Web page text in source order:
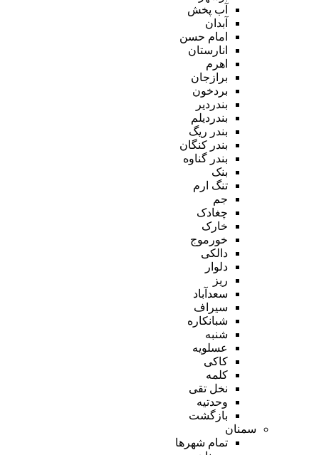
آب پخش
آبدان
امام حسن
انارستان
اهرم
برازجان
بردخون
بندردیر
بندردیلم
بندر ریگ
بندر کنگان
بندر گناوه
بنک
تنگ ارم
جم
چغادک
خارک
خورموج
دالکی
دلوار
ریز
سعدآباد
سیراف
شبانکاره
شنبه
عسلویه
کاکی
کلمه
نخل تقی
وحدتیه
بازگشت
سمنان
تمام شهر‌ها